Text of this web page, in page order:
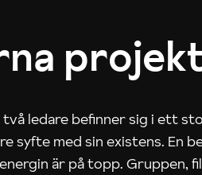
ledare befinner sig i ett
med sin existens. En
är på topp. Gruppen,